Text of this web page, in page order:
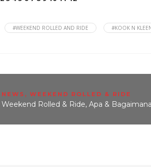
#WEEKEND ROLLED AND RIDE #KOOK N
NEWS ,WEEKEND ROLLED & RIDE
Weekend Rolled & Ride, Apa & Bagaimana